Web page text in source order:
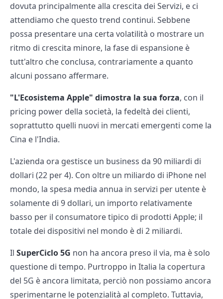
dovuta principalmente alla crescita dei Servizi, e ci
attendiamo che questo trend continui. Sebbene
possa presentare una certa volatilità o mostrare un
ritmo di crescita minore, la fase di espansione è
tutt'altro che conclusa, contrariamente a quanto
alcuni possano affermare.
"L'Ecosistema Apple" dimostra la sua forza, con il
pricing power della società, la fedeltà dei clienti,
soprattutto quelli nuovi in mercati emergenti come la
Cina e l'India.
L'azienda ora gestisce un business da 90 miliardi di
dollari (22 per 4). Con oltre un miliardo di iPhone nel
mondo, la spesa media annua in servizi per utente è
solamente di 9 dollari, un importo relativamente
basso per il consumatore tipico di prodotti Apple; il
totale dei dispositivi nel mondo è di 2 miliardi.
Il SuperCiclo 5G non ha ancora preso il via, ma è solo
questione di tempo. Purtroppo in Italia la copertura
del 5G è ancora limitata, perciò non possiamo ancora
sperimentarne le potenzialità al completo. Tuttavia,